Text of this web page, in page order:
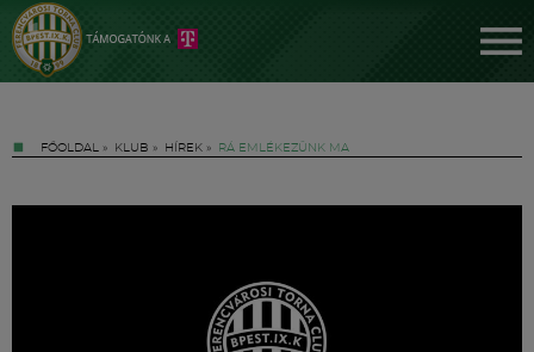
FŐOLDAL » KLUB » HÍREK » RÁ EMLÉKEZÜNK MA